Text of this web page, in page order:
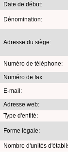
Date de début:
Dénomination:
Adresse du siège:
Numéro de téléphone:
Numéro de fax:
E-mail:
Adresse web:
Type d'entité:
Forme légale:
Nombre d'unités